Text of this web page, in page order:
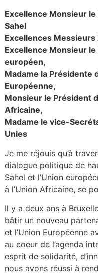
Excellence Monsieur
Sahel
Excellences Messieurs
Excellence Monsieur
européen,
Madame la Présidente
Européenne,
Monsieur le Président
Africaine,
Madame le vice-
Unies
Je me réjouis qu’à
dialogue politique de
Sahel et l’Union
à l’Union Africaine, se
Il y a deux ans à
bâtir un nouveau
et l’Union Européenne
au coeur de l’agenda
esprit de solidarité,
nous avons réussi à